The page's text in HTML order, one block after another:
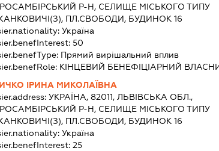
Р-Н, СЕЛИЩЕ МІСЬКОГО ТИПУ
ПЛ.СВОБОДИ, БУДИНОК 16
Україна
50
Прямий вирішальний вплив
КІНЦЕВИЙ БЕНЕФІЦІАРНИЙ
ІРИНА МИКОЛАЇВНА
УКРАЇНА, 82011, ЛЬВІВСЬКА ОБЛ.,
Р-Н, СЕЛИЩЕ МІСЬКОГО ТИПУ
ПЛ.СВОБОДИ, БУДИНОК 16
Україна
25